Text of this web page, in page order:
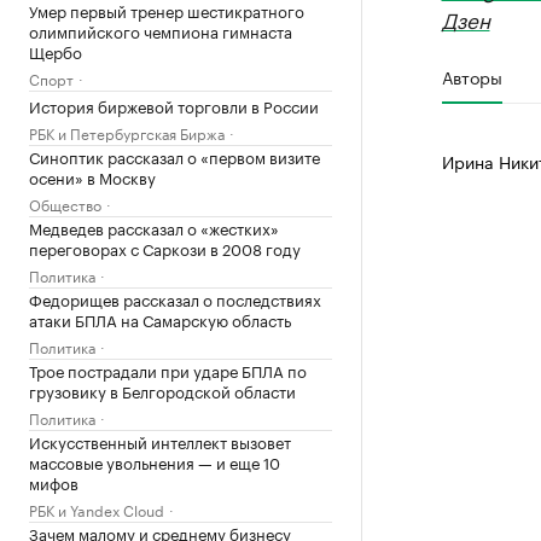
Умер первый тренер шестикратного
олимпийского чемпиона гимнаста
Щербо
Спорт
История биржевой торговли в России
РБК и Петербургская Биржа
Синоптик рассказал о «первом визите
осени» в Москву
Общество
Медведев рассказал о «жестких»
переговорах с Саркози в 2008 году
Политика
Федорищев рассказал о последствиях
атаки БПЛА на Самарскую область
Политика
Трое пострадали при ударе БПЛА по
грузовику в Белгородской области
Политика
Искусственный интеллект вызовет
массовые увольнения — и еще 10
мифов
РБК и Yandex Cloud
Зачем малому и среднему бизнесу
Дзен
Авторы
Ирина